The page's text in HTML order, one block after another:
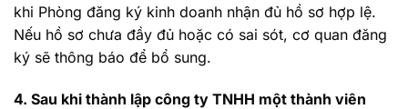
khi Phòng đăng ký kinh doanh nhận đủ hồ sơ hợp lệ.
Nếu hồ sơ chưa đầy đủ hoặc có sai sót, cơ quan đăng
ký sẽ thông báo để bổ sung.
4. Sau khi thành lập công ty TNHH một thành viên